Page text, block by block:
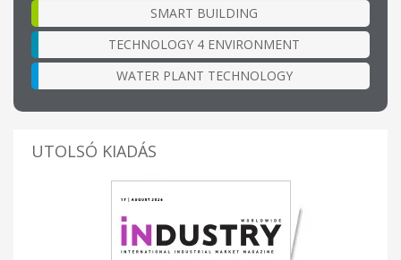
SMART BUILDING
TECHNOLOGY 4 ENVIRONMENT
WATER PLANT TECHNOLOGY
UTOLSÓ KIADÁS